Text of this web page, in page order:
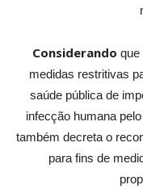
Considerando que
medidas restritivas
saúde pública de
infecção humana
também decreta o
para fins de